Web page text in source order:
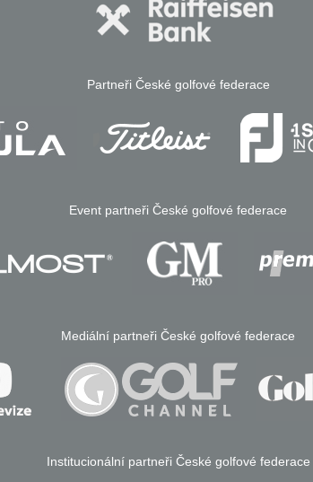
Partneři České golfové federace
Event partneři České golfové federace
Mediální partneři České golfové federace
Institucionální partneři České golfové federace